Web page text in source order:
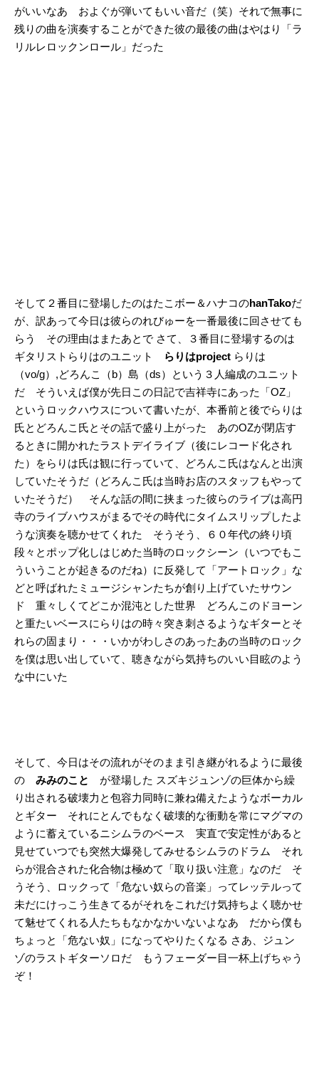
がいいなあ およぐが弾いてもいい音だ（笑）それで無事に
残りの曲を演奏することができた彼の最後の曲はやはり「ラ
リルレロックンロール」だった
そして２番目に登場したのはたこボー＆ハナコのhanTakoだ
が、訳あって今日は彼らのれびゅーを一番最後に回させても
らう その理由はまたあとで さて、３番目に登場するのは
ギタリストらりはのユニット
らりはproject らりは
（vo/g）,どろんこ（b）島（ds）という３人編成のユニット
だ そういえば僕が先日この日記で吉祥寺にあった「OZ」
というロックハウスについて書いたが、本番前と後でらりは
氏とどろんこ氏とその話で盛り上がった あのOZが閉店す
るときに開かれたラストデイライブ（後にレコード化され
た）をらりは氏は観に行っていて、どろんこ氏はなんと出演
していたそうだ（どろんこ氏は当時お店のスタッフもやって
いたそうだ） そんな話の間に挟まった彼らのライブは高円
寺のライブハウスがまるでその時代にタイムスリップしたよ
うな演奏を聴かせてくれた そうそう、６０年代の終り頃
段々とポップ化しはじめた当時のロックシーン（いつでもこ
ういうことが起きるのだね）に反発して「アートロック」な
どと呼ばれたミュージシャンたちが創り上げていたサウン
ド 重々しくてどこか混沌とした世界 どろんこのドヨーン
と重たいベースにらりはの時々突き刺さるようなギターとそ
れらの固まり・・・いかがわしさのあったあの当時のロック
を僕は思い出していて、聴きながら気持ちのいい目眩のよう
な中にいた
そして、今日はその流れがそのまま引き継がれるように最後
の みみのこと が登場した スズキジュンゾの巨体から繰
り出される破壊力と包容力同時に兼ね備えたようなボーカル
とギター それにとんでもなく破壊的な衝動を常にマグマの
ように蓄えているニシムラのベース 実直で安定性があると
見せていつでも突然大爆発してみせるシムラのドラム それ
らが混合された化合物は極めて「取り扱い注意」なのだ そ
うそう、ロックって「危ない奴らの音楽」ってレッテルって
未だにけっこう生きてるがそれをこれだけ気持ちよく聴かせ
て魅せてくれる人たちもなかなかいないよなあ だから僕も
ちょっと「危ない奴」になってやりたくなる さあ、ジュン
ゾのラストギターソロだ もうフェーダー目一杯上げちゃう
ぞ！